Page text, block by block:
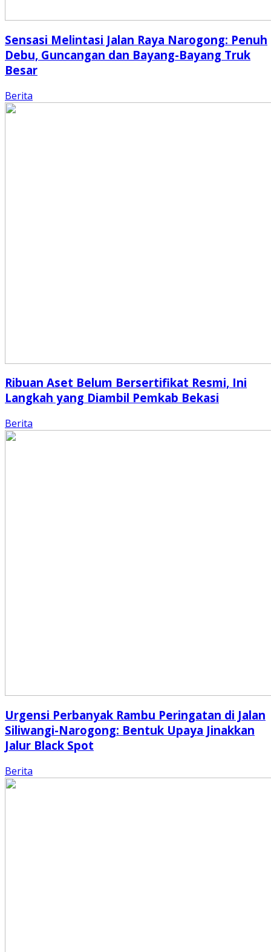
Sensasi Melintasi Jalan Raya Narogong: Penuh
Debu, Guncangan dan Bayang-Bayang Truk
Besar
Berita
Ribuan Aset Belum Bersertifikat Resmi, Ini
Langkah yang Diambil Pemkab Bekasi
Berita
Urgensi Perbanyak Rambu Peringatan di Jalan
Siliwangi-Narogong: Bentuk Upaya Jinakkan
Jalur Black Spot
Berita